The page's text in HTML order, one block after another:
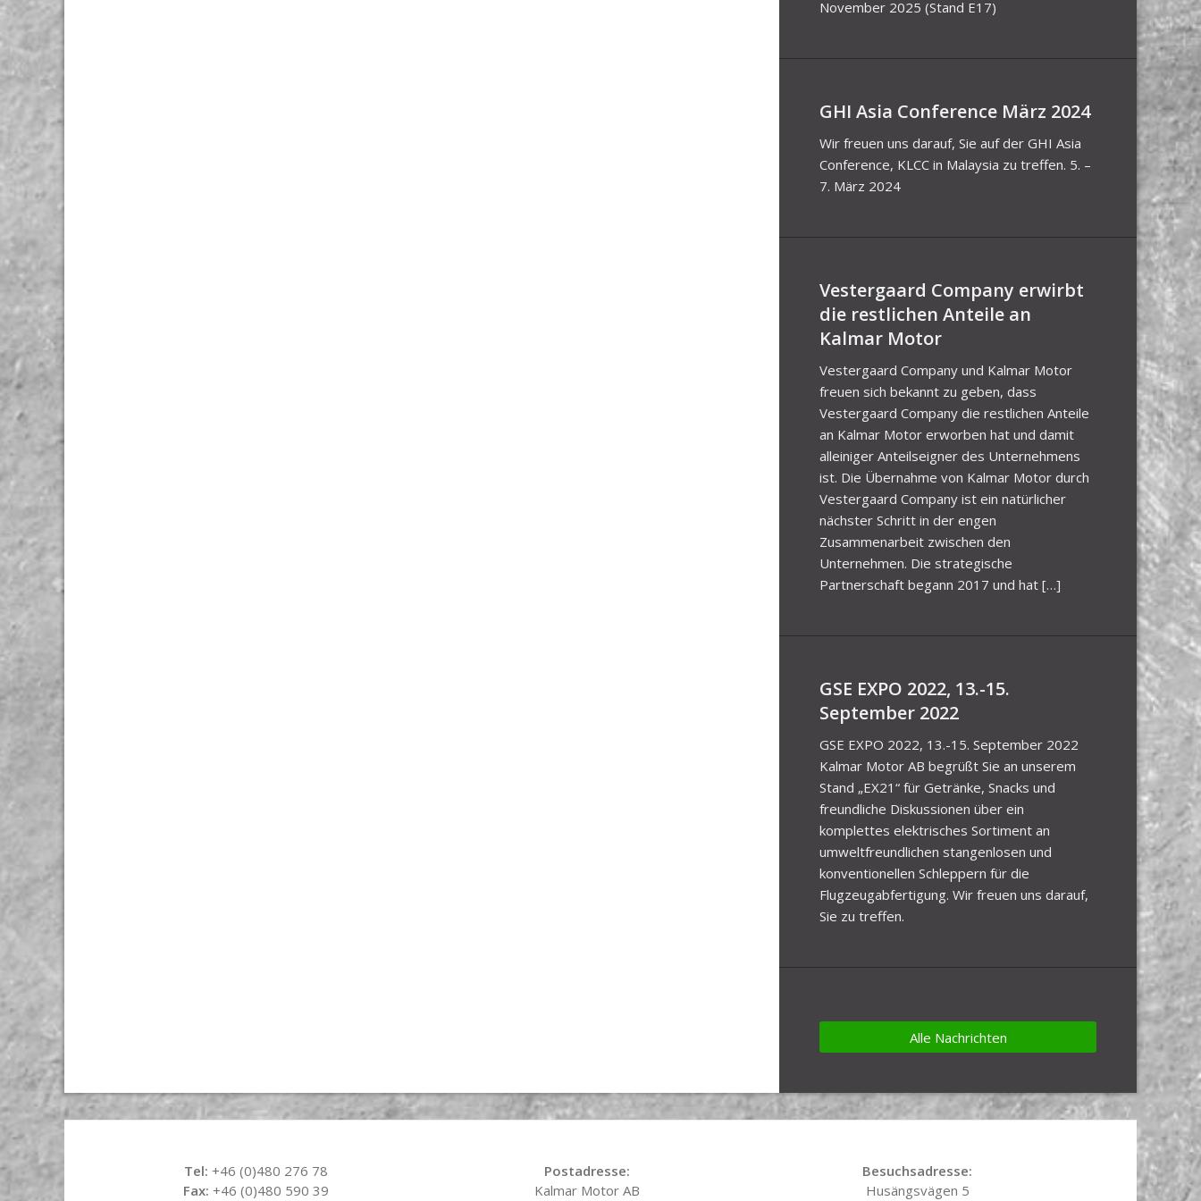
November 2025 (Stand E17)
GHI Asia Conference März 2024
Wir freuen uns darauf, Sie auf der GHI Asia
Conference, KLCC in Malaysia zu treffen. 5. –
7. März 2024
Vestergaard Company erwirbt
die restlichen Anteile an
Kalmar Motor
Vestergaard Company und Kalmar Motor
freuen sich bekannt zu geben, dass
Vestergaard Company die restlichen Anteile
an Kalmar Motor erworben hat und damit
alleiniger Anteilseigner des Unternehmens
ist. Die Übernahme von Kalmar Motor durch
Vestergaard Company ist ein natürlicher
nächster Schritt in der engen
Zusammenarbeit zwischen den
Unternehmen. Die strategische
Partnerschaft begann 2017 und hat […]
GSE EXPO 2022, 13.-15.
September 2022
GSE EXPO 2022, 13.-15. September 2022
Kalmar Motor AB begrüßt Sie an unserem
Stand „EX21“ für Getränke, Snacks und
freundliche Diskussionen über ein
komplettes elektrisches Sortiment an
umweltfreundlichen stangenlosen und
konventionellen Schleppern für die
Flugzeugabfertigung. Wir freuen uns darauf,
Sie zu treffen.
Alle Nachrichten
Tel: +46 (0)480 276 78
Fax: +46 (0)480 590 39
Postadresse:
Kalmar Motor AB
Besuchsadresse:
Husängsvägen 5